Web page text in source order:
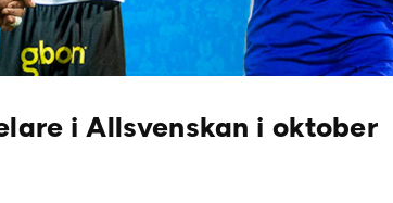
i Allsvenskan i oktober